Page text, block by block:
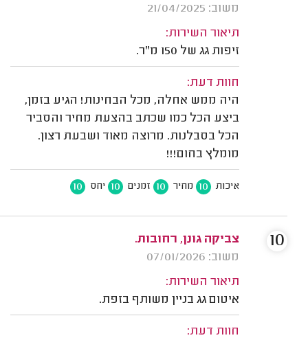
משוב: 21/04/2025
תיאור השירות:
זיפות גג של 150 מ"ר.
חוות דעת:
היה ממש אחלה, מכל הבחינות! הגיע בזמן,
ביצע הכל כמו שכתב בהצעת מחיר והסביר
הכל בסבלנות. מרוצה מאוד ושבעת רצון.
מומלץ בחום!!!
איכות 10 מחיר 10 זמנים 10 יחס 10
צביקה גונן, רחובות.
משוב: 07/01/2026
תיאור השירות:
איטום גג בניין משותף בזפת.
חוות דעת:
10